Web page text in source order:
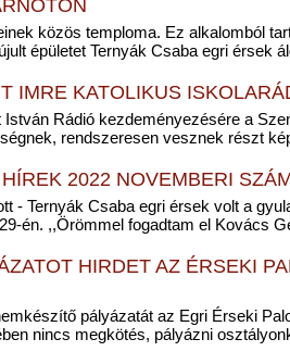
közös temploma. Ez alkalomból
épületet Ternyák Csaba egri érsek
IMRE KATOLIKUS
Rádió kezdeményezésére a
rendszeresen vesznek részt
2022 NOVEMBERI
- Ternyák Csaba egri érsek volt a
én. ,,Örömmel fogadtam el Kovács
HIRDET AZ ÉRSEKI
pályázatát az Egri Érseki
nincs megkötés, pályázni